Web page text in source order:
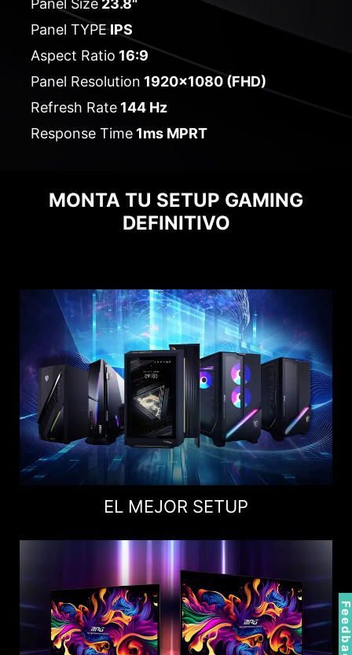
Panel TYPEIPS
Aspect Ratio 16:9
Panel Resolution 1920x1080 (FHD)
Refresh Rate 144 Hz
Response Time 1ms MPRT
MONTA TU SETUP GAMING
DEFINITIVO
EL MEJOR SETUP